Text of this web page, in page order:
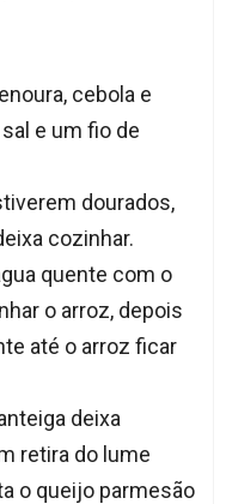
cebola e
e um fio de
dourados,
cozinhar.
quente com o
o arroz, depois
até o arroz ficar
deixa
retira do lume
o queijo parmesão